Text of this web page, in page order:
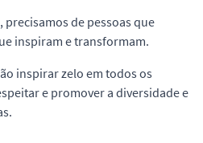
precisamos de pessoas que
inspiram e transformam.
inspirar zelo em todos os
e promover a diversidade e